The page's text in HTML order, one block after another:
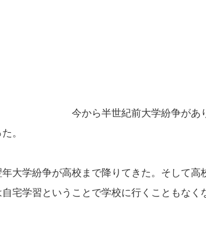
！
ら半世紀前大学紛争があり、高
った。 その年の東大
大学紛争が高校まで降りてきた。そして高
自宅学習ということで学校に行くこともなく